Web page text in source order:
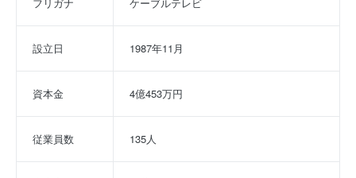
設立日 1987年11月
資本金 4億453万円
従業員数 135人